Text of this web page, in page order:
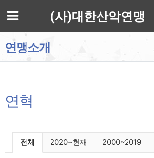
메뉴 (사)대한산악연맹
연맹소개
연혁
연혁 분류 목록
전체 2020~현재 2000~2019